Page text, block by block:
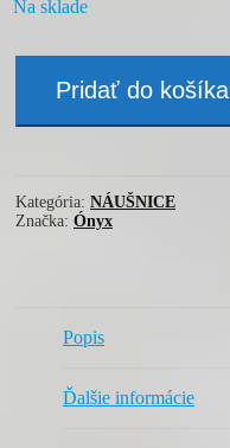
Na sklade
Náušnice
ÓNYX
Pridať do košíka
Kategória: NÁUŠNICE
Značka: Ónyx
Popis
Ďalšie informácie